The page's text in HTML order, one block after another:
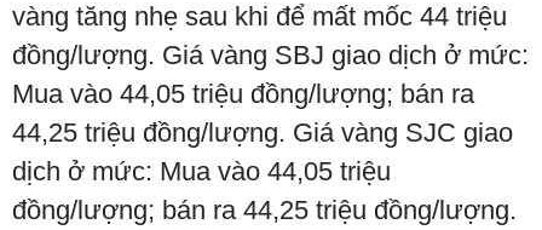
vàng tăng nhẹ sau khi để mất mốc 44 triệu
đồng/lượng. Giá vàng SBJ giao dịch ở mức:
Mua vào 44,05 triệu đồng/lượng; bán ra
44,25 triệu đồng/lượng. Giá vàng SJC giao
dịch ở mức: Mua vào 44,05 triệu
đồng/lượng; bán ra 44,25 triệu đồng/lượng.